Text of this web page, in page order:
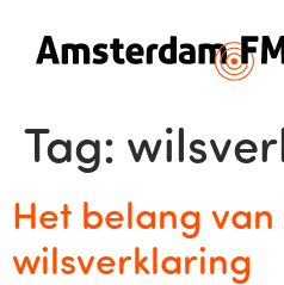
Tag:
Het belang van
wilsverklaring